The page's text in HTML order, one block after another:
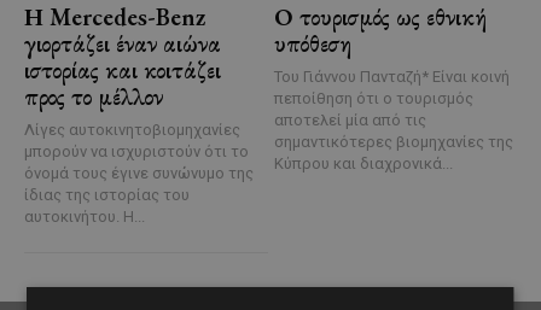
Η Mercedes-Benz
γιορτάζει έναν αιώνα
ιστορίας και κοιτάζει
προς το μέλλον
Λίγες αυτοκινητοβιομηχανίες
μπορούν να ισχυριστούν ότι το
όνομά τους έγινε συνώνυμο της
ίδιας της ιστορίας του
αυτοκινήτου. Η...
Ο τουρισμός ως εθνική
υπόθεση
Του Γιάννου Πανταζή* Είναι κοινή
πεποίθηση ότι ο τουρισμός
αποτελεί μία από τις
σημαντικότερες βιομηχανίες της
Κύπρου και διαχρονικά...